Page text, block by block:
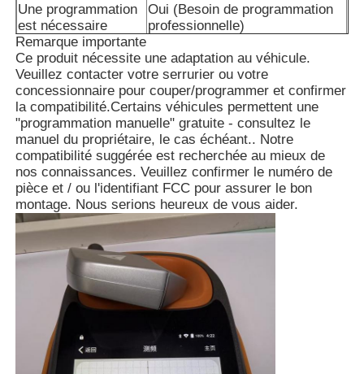
Aperçu
Une programmation
est nécessaire
Oui (Besoin de programmation
professionnelle)
Remarque importante
Ce produit nécessite une adaptation au véhicule.
Veuillez contacter votre serrurier ou votre
concessionnaire pour couper/programmer et confirmer
la compatibilité.Certains véhicules permettent une
"programmation manuelle" gratuite - consultez le
manuel du propriétaire, le cas échéant.. Notre
compatibilité suggérée est recherchée au mieux de
nos connaissances. Veuillez confirmer le numéro de
pièce et / ou l'identifiant FCC pour assurer le bon
montage. Nous serions heureux de vous aider.